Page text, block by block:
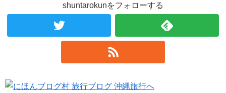
shuntarokunをフォローする